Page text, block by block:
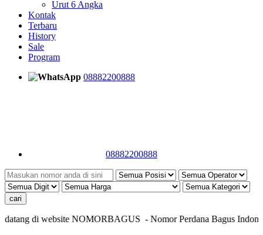
Urut 6 Angka
Kontak
Terbaru
History
Sale
Program
08882200888
08882200888
di website NOMORBAGUS - Nomor Perdana BagusIndonesia